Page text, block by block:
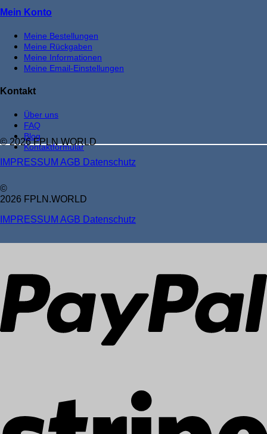
Mein Konto
Meine Bestellungen
Meine Rückgaben
Meine Informationen
Meine Email-Einstellungen
Kontakt
Über uns
FAQ
Blog
Kontaktformular
© 2026 FPLN WORLD
IMPRESSUM AGB Datenschutz
©
2026 FPLN.WORLD
IMPRESSUM AGB Datenschutz